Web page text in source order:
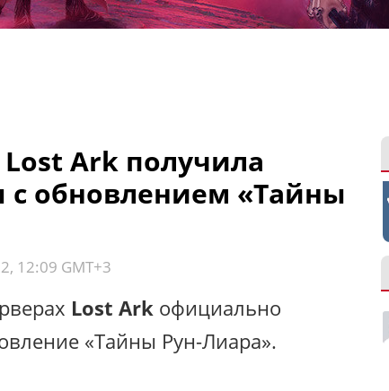
Ark получила
обновлением «Тайны
12:09 GMT+3
Lost Ark официально
«Тайны Рун-Лиара».